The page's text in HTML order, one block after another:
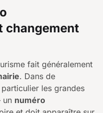
changement
fait généralement
. Dans de
les grandes
numéro